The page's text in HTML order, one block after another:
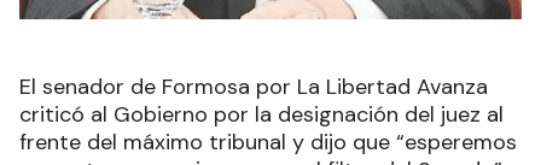
El senador de Formosa por La Libertad Avanza
criticó al Gobierno por la designación del juez al
frente del máximo tribunal y dijo que “esperemos